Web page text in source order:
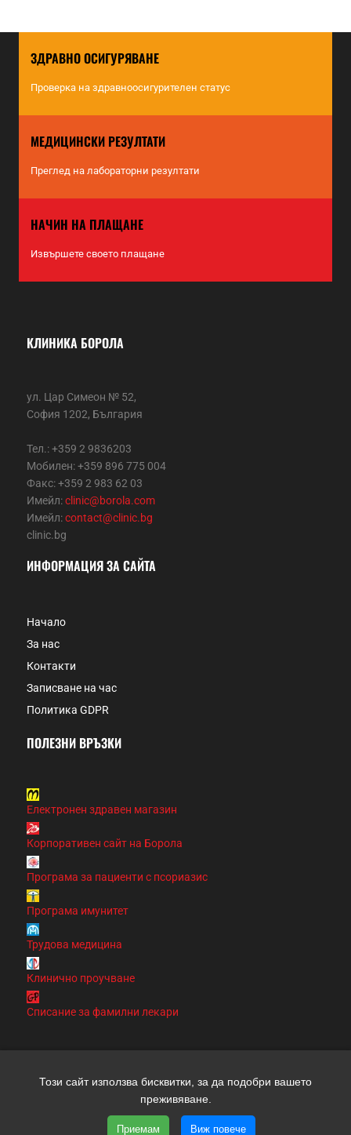
ЗДРАВНО ОСИГУРЯВАНЕ
Проверка на здравноосигурителен статус
МЕДИЦИНСКИ РЕЗУЛТАТИ
Преглед на лабораторни резултати
НАЧИН НА ПЛАЩАНЕ
Извършете своето плащане
КЛИНИКА БОРОЛА
ул. Цар Симеон № 52,
София 1202, България
Тел.: +359 2 9836203
Мобилен: +359 896 775 004
Факс: +359 2 983 62 03
Имейл:clinic@borola.com
Имейл:contact@clinic.bg
clinic.bg
ИНФОРМАЦИЯ ЗА САЙТА
Начало
За нас
Контакти
Записване на час
Политика GDPR
ПОЛЕЗНИ ВРЪЗКИ
Електронен здравен магазин
Корпоративен сайт на Борола
Програма за пациенти с псориазис
Програма имунитет
Трудова медицина
Клинично проучване
Списание за фамилни лекари
Copyright 2026 clinic.bg | Всички права запазени | Уеб
Този сайт използва бисквитки, за да подобри вашето
преживяване.
Приемам Виж повече